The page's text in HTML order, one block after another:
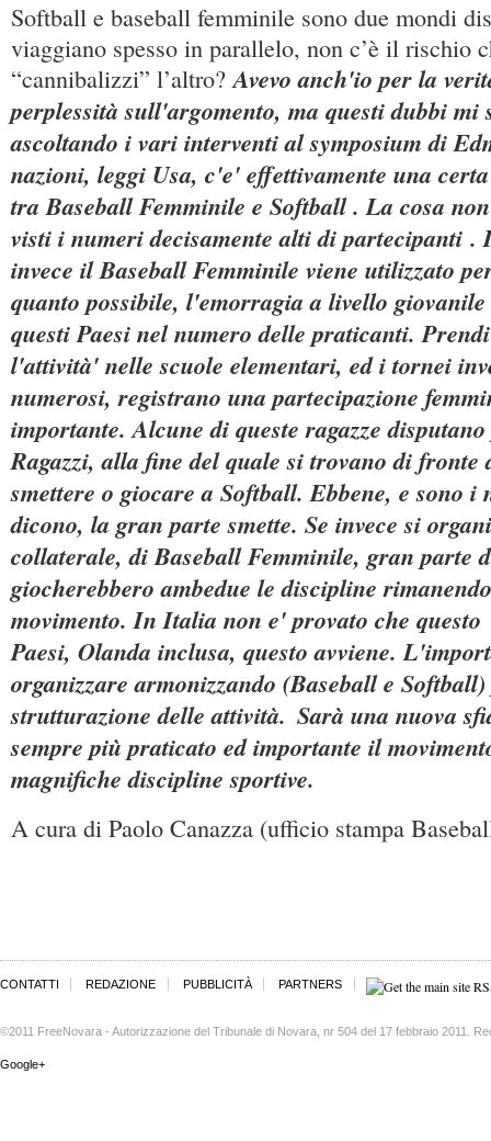
Softball e baseball femminile sono due mondi
viaggiano spesso in parallelo, non c’è il rischio
“cannibalizzi” l’altro?Avevo anch'io per la
perplessità sull'argomento, ma questi dubbi mi
ascoltando i vari interventi al symposium di
nazioni, leggi Usa, c'e' effettivamente una
tra Baseball Femminile e Softball . La cosa
visti i numeri decisamente alti di partecipanti
invece il Baseball Femminile viene utilizzato
quanto possibile, l'emorragia a livello
questi Paesi nel numero delle praticanti.
l'attività' nelle scuole elementari, ed i tornei
numerosi, registrano una partecipazione
importante. Alcune di queste ragazze
Ragazzi, alla fine del quale si trovano di fronte
smettere o giocare a Softball. Ebbene, e sono i
dicono, la gran parte smette. Se invece si
collaterale, di Baseball Femminile, gran parte
giocherebbero ambedue le discipline
movimento. In Italia non e' provato che
Paesi, Olanda inclusa, questo avviene.
organizzare armonizzando (Baseball e
strutturazione delle attività. Sarà una nuova
sempre più praticato ed importante il
magnifiche discipline sportive.
A cura di Paolo Canazza (ufficio stampa
CONTATTI REDAZIONE PUBBLICITÀ PARTNERS
©2011 FreeNovara - Autorizzazione del Tribunale di Novara, nr 504 del 17 febbraio 2011.
Google+